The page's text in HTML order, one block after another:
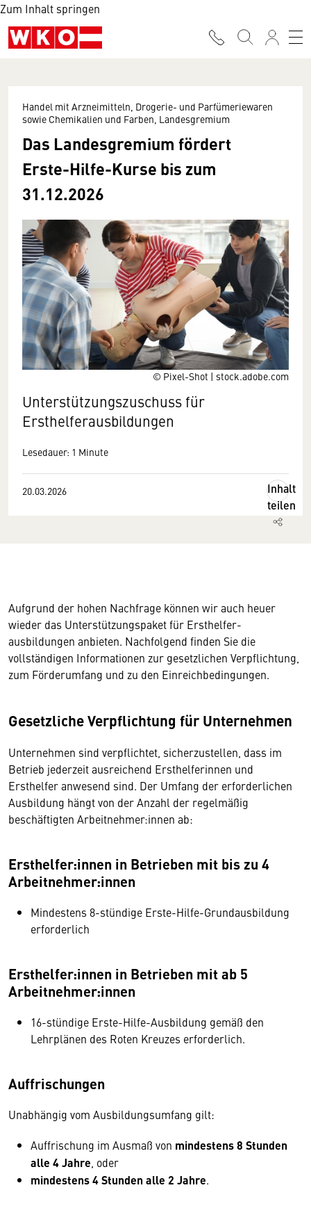
Zum Inhalt springen
© Pixel-Shot | stock.adobe.com
Handel mit Arzneimitteln, Drogerie- und Parfümeriewaren
sowie Chemikalien und Farben, Landesgremium
Das Landesgremium fördert
Erste-Hilfe-Kurse bis zum
31.12.2026
Unterstützungszuschuss für
Ersthelferausbildungen
Lesedauer: 1 Minute
20.03.2026
Inhalt
teilen
Aufgrund der hohen Nachfrage können wir auch heuer
wieder das Unterstützungspaket für Ersthel­fer­
ausbildungen anbieten. Nachfolgend finden Sie die
vollständigen Informationen zur gesetzlichen Verpflichtung,
zum Förderumfang und zu den Einreichbedingungen.
Gesetzliche Verpflichtung für Unternehmen
Unternehmen sind verpflichtet, sicherzustellen, dass im
Betrieb jederzeit ausreichend Erst­helferinnen und
Ersthelfer anwesend sind. Der Umfang der erforderlichen
Ausbildung hängt von der Anzahl der regelmäßig
beschäftigten Arbeitnehmer:innen ab:
Ersthelfer:innen in Betrieben mit bis zu 4
Arbeitnehmer:innen
Mindestens 8-stündige Erste-Hilfe-Grundausbildung
erforderlich
Ersthelfer:innen in Betrieben mit ab 5
Arbeitnehmer:innen
16-stündige Erste-Hilfe-Ausbildung gemäß den
Lehrplänen des Roten Kreuzes erforderlich.
Auffrischungen
Unabhängig vom Ausbildungsumfang gilt:
Auffrischung im Ausmaß von mindestens 8 Stunden
alle 4 Jahre , oder
mindestens 4 Stunden alle 2 Jahre.